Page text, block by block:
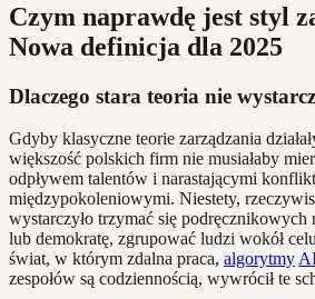
Czym naprawdę jest styl
Nowa definicja dla 2025
Dlaczego stara teoria nie
Gdyby klasyczne teorie zarządzania
większość polskich firm nie musiałaby
odpływem talentów i narastającymi
międzypokoleniowymi. Niestety,
wystarczyło trzymać się podręcznikowych
lub demokratę, zgrupować ludzi wokół
świat, w którym zdalna praca, algorytmy
zespołów są codziennością, wywrócił te